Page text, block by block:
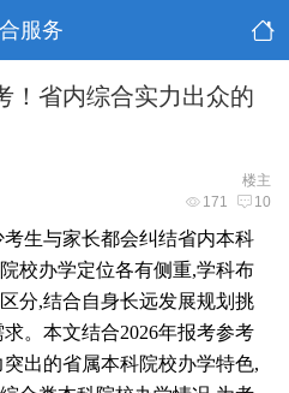
服务
！省内综合实力出众的
楼主
171 10
生与家长都会纠结省内本科
校办学定位各有侧重,学科布
分,结合自身长远发展规划挑
。本文结合2026年报考参考
出的省属本科院校办学特色,